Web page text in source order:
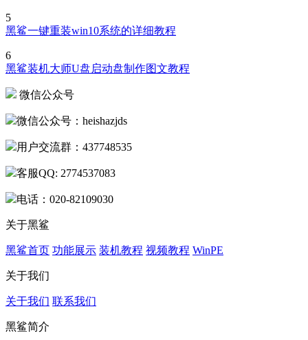
5
黑鲨一键重装win10系统的详细教程
6
黑鲨装机大师U盘启动盘制作图文教程
微信公众号
微信公众号：heishazjds
用户交流群：437748535
客服QQ: 2774537083
电话：020-82109030
关于黑鲨
黑鲨首页 功能展示 装机教程 视频教程 WinPE
关于我们
关于我们 联系我们
黑鲨简介